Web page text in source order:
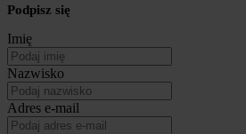
Podpisz się
Imię
Nazwisko
Adres e-mail